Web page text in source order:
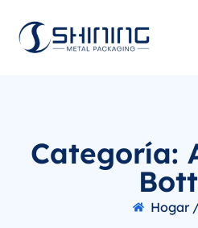
Categoría:
Hogar